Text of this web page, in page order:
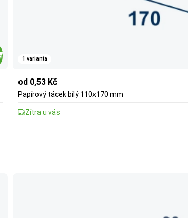
1 varianta
od 0,53 Kč
Papírový tácek bílý 110x170 mm
Zítra u vás